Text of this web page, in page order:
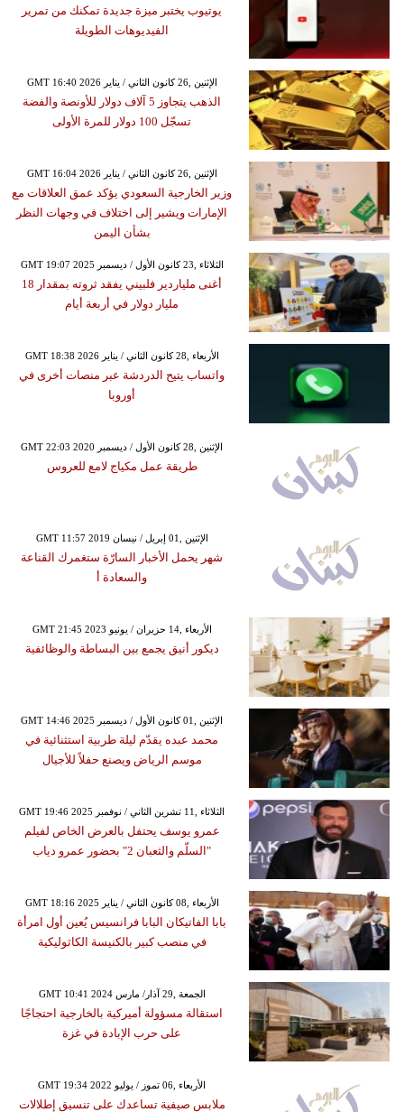
يوتيوب يختبر ميزة جديدة تمكنك من تمرير
الفيديوهات الطويلة
GMT 16:40 2026 الإثنين ,26 كانون الثاني / يناير
الذهب يتجاوز 5 آلاف دولار للأونصة والفضة
تسجّل 100 دولار للمرة الأولى
GMT 16:04 2026 الإثنين ,26 كانون الثاني / يناير
وزير الخارجية السعودي يؤكد عمق العلاقات مع
الإمارات ويشير إلى اختلاف في وجهات النظر
بشأن اليمن
GMT 19:07 2025 الثلاثاء ,23 كانون الأول / ديسمبر
أغنى ملياردير فلبيني يفقد ثروته بمقدار 18
مليار دولار في أربعة أيام
GMT 18:38 2026 الأربعاء ,28 كانون الثاني / يناير
واتساب يتيح الدردشة عبر منصات أخرى في
أوروبا
GMT 22:03 2020 الإثنين ,28 كانون الأول / ديسمبر
طريقة عمل مكياج لامع للعروس
GMT 11:57 2019 الإثنين ,01 إبريل / نيسان
شهر يحمل الأخبار السارّة ستغمرك القناعة
والسعادة أ
GMT 21:45 2023 الأربعاء ,14 حزيران / يونيو
ديكور أنيق يجمع بين البساطة والوظائفية
GMT 14:46 2025 الإثنين ,01 كانون الأول / ديسمبر
محمد عبده يقدّم ليلة طربية استثنائية في
موسم الرياض ويصنع حفلاً للأجيال
GMT 19:46 2025 الثلاثاء ,11 تشرين الثاني / نوفمبر
عمرو يوسف يحتفل بالعرض الخاص لفيلم
"السلّم والثعبان 2" بحضور عمرو دياب
GMT 18:16 2025 الأربعاء ,08 كانون الثاني / يناير
بابا الفاتيكان البابا فرانسيس يُعين أول امرأة
في منصب كبير بالكنيسة الكاثوليكية
GMT 10:41 2024 الجمعة ,29 آذار/ مارس
استقالة مسؤولة أميركية بالخارجية احتجاجًا
على حرب الإبادة في غزة
GMT 19:34 2022 الأربعاء ,06 تموز / يوليو
ملابس صيفية تساعدك على تنسيق إطلالات